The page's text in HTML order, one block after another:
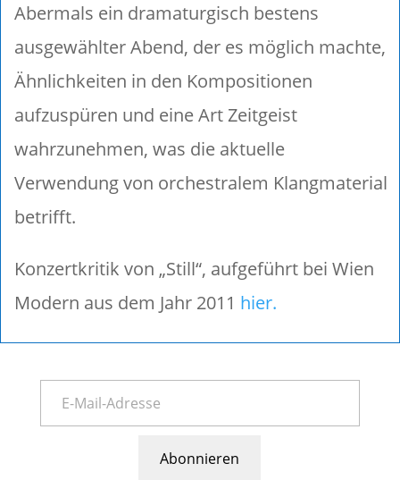
Abermals ein dramaturgisch bestens
ausgewählter Abend, der es möglich machte,
Ähnlichkeiten in den Kompositionen
aufzuspüren und eine Art Zeitgeist
wahrzunehmen, was die aktuelle
Verwendung von orchestralem Klangmaterial
betrifft.
Konzertkritik von „Still“, aufgeführt bei Wien
Modern aus dem Jahr 2011 hier.
Abonnieren